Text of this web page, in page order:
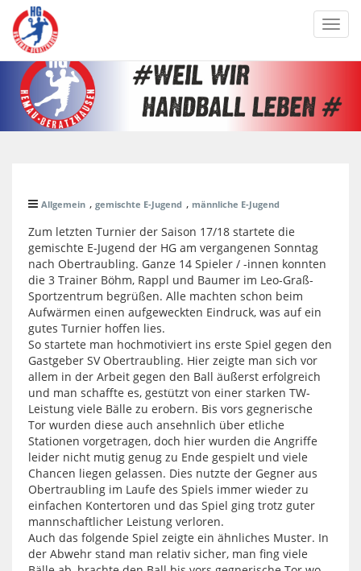
Allgemein , gemischte E-Jugend , männliche E-Jugend
Zum letzten Turnier der Saison 17/18 startete die
gemischte E-Jugend der HG am vergangenen Sonntag
nach Obertraubling. Ganze 14 Spieler / -innen konnten
die 3 Trainer Böhm, Rappl und Baumer im Leo-Graß-
Sportzentrum begrüßen. Alle machten schon beim
Aufwärmen einen aufgeweckten Eindruck, was auf ein
gutes Turnier hoffen lies.
So startete man hochmotiviert ins erste Spiel gegen den
Gastgeber SV Obertraubling. Hier zeigte man sich vor
allem in der Arbeit gegen den Ball äußerst erfolgreich
und man schaffte es, gestützt von einer starken TW-
Leistung viele Bälle zu erobern. Bis vors gegnerische
Tor wurden diese auch ansehnlich über etliche
Stationen vorgetragen, doch hier wurden die Angriffe
leider nicht mutig genug zu Ende gespielt und viele
Chancen liegen gelassen. Dies nutzte der Gegner aus
Obertraubling im Laufe des Spiels immer wieder zu
einfachen Kontertoren und das Spiel ging trotz guter
mannschaftlicher Leistung verloren.
Auch das folgende Spiel zeigte ein ähnliches Muster. In
der Abwehr stand man relativ sicher, man fing viele